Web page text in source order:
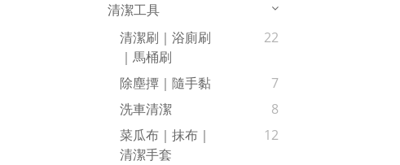
清潔工具
清潔刷｜浴廁刷
｜馬桶刷
22
除塵撢｜隨手黏
7
洗車清潔
8
菜瓜布｜抹布｜
清潔手套
12